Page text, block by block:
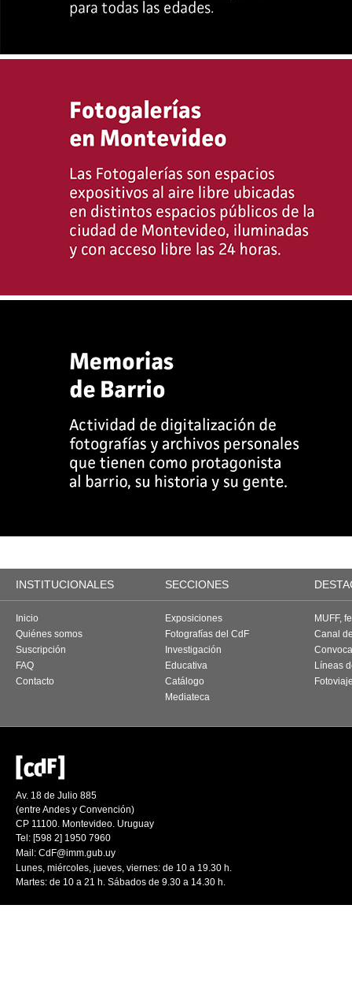
INSTITUCIONALES SECCIONES
Inicio
Quiénes somos
Suscripción
FAQ
Contacto
Exposiciones
Fotografías del CdF
Investigación
Educativa
Catálogo
Mediateca
MUFF,
Canal
Líneas
Av. 18 de Julio 885
(entre Andes y Convención)
CP 11100. Montevideo. Uruguay
Tel: [598 2] 1950 7960
Mail: CdF@imm.gub.uy
Lunes, miércoles, jueves, viernes: de 10 a 19.30 h.
Martes: de 10 a 21 h. Sábados de 9.30 a 14.30 h.